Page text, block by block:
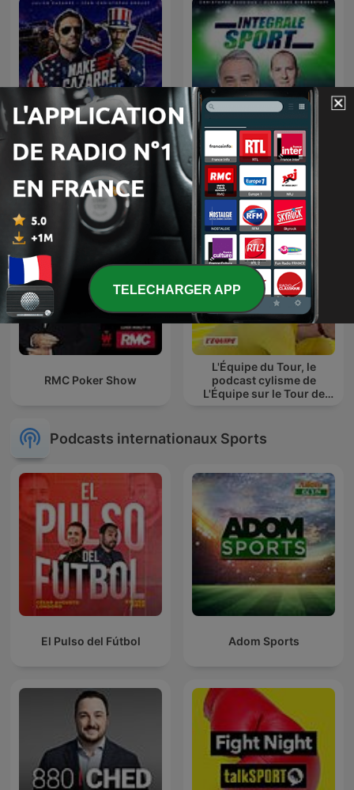
Les nuits du Cazarre
enchaîné
L'Intégrale Sport
RMC Poker Show
L'Équipe du Tour, le
podcast cylisme de
L'Équipe sur le Tour de
Podcasts internationaux Sports
El Pulso del Fútbol Adom Sports
TELECHARGER APP